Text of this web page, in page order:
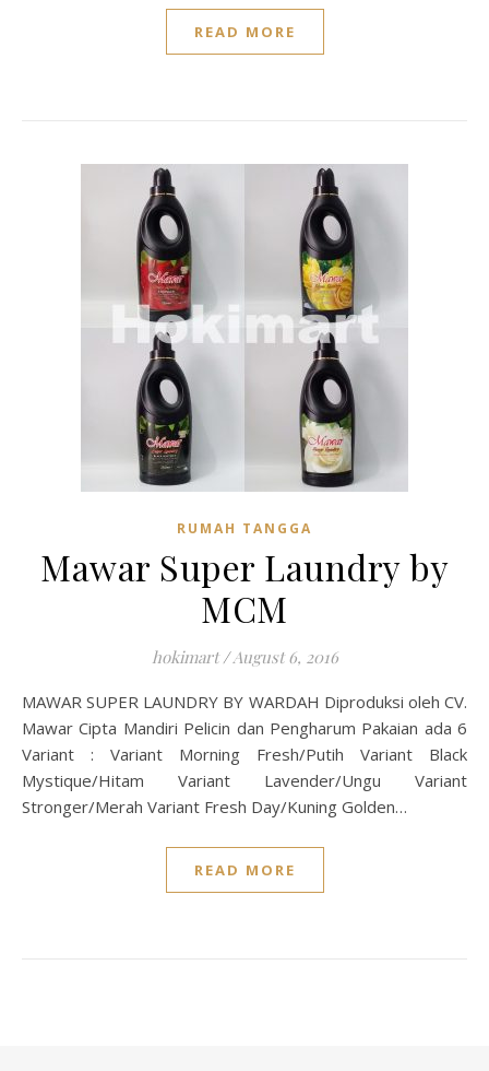
READ MORE
RUMAH TANGGA
Mawar Super Laundry by
MCM
hokimart /August 6, 2016
MAWAR SUPER LAUNDRY BY WARDAH Diproduksi oleh CV.
Mawar Cipta Mandiri Pelicin dan Pengharum Pakaian ada 6
Variant : Variant Morning Fresh/Putih Variant Black
Mystique/Hitam Variant Lavender/Ungu Variant
Stronger/Merah Variant Fresh Day/Kuning Golden…
READ MORE